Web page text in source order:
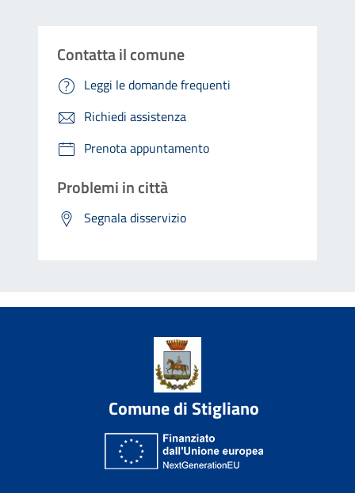
Contatta il comune
Leggi le domande frequenti
Richiedi assistenza
Prenota appuntamento
Problemi in città
Segnala disservizio
Comune di Stigliano